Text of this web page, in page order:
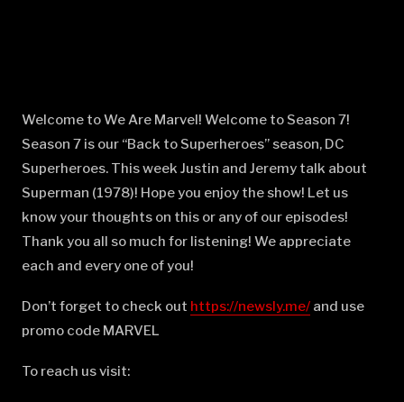
Welcome to We Are Marvel! Welcome to Season 7!
Season 7 is our “Back to Superheroes” season, DC
Superheroes. This week Justin and Jeremy talk about
Superman (1978)! Hope you enjoy the show! Let us
know your thoughts on this or any of our episodes!
Thank you all so much for listening! We appreciate
each and every one of you!
Don’t forget to check out ⁠⁠⁠⁠⁠⁠⁠⁠⁠⁠⁠⁠⁠⁠⁠⁠⁠⁠⁠⁠⁠⁠⁠⁠⁠⁠⁠⁠⁠⁠⁠⁠⁠⁠⁠⁠⁠⁠⁠⁠⁠⁠⁠⁠⁠⁠⁠⁠⁠⁠⁠⁠⁠⁠⁠⁠⁠⁠⁠⁠⁠⁠⁠https://newsly.me/⁠⁠⁠⁠⁠⁠⁠⁠⁠⁠⁠⁠⁠⁠⁠⁠⁠⁠⁠⁠⁠⁠⁠⁠⁠⁠⁠⁠⁠⁠⁠⁠⁠⁠⁠⁠⁠⁠⁠⁠⁠⁠⁠⁠⁠⁠⁠⁠⁠⁠⁠⁠⁠⁠⁠⁠⁠⁠⁠⁠⁠⁠⁠ and use
promo code MARVEL
To reach us visit: